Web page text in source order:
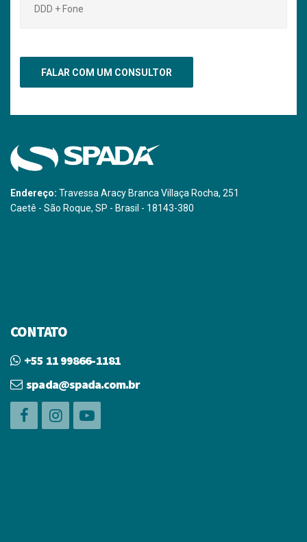
Endereço: Travessa Aracy Branca Villaça Rocha, 251
Caetê - São Roque, SP - Brasil - 18143-380
CONTATO
+55 11 99866-1181
spada@spada.com.br